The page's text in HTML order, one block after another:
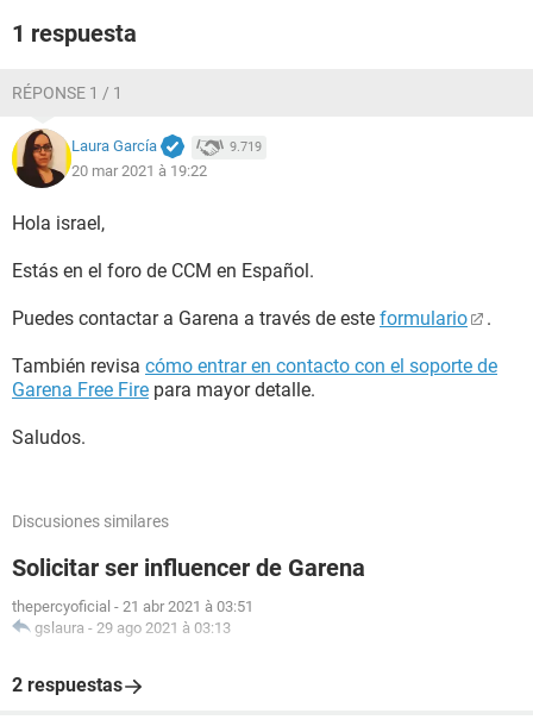
1 respuesta
RÉPONSE 1 / 1
Laura García 9.719
20 mar 2021 à 19:22
Hola israel,
Estás en el foro de CCM en Español.
Puedes contactar a Garena a través de este formulario .
También revisa cómo entrar en contacto con el soporte de
Garena Free Fire para mayor detalle.
Saludos.
Discusiones similares
Solicitar ser influencer de Garena
thepercyoficial - 21 abr 2021 à 03:51
gslaura - 29 ago 2021 à 03:13
2 respuestas